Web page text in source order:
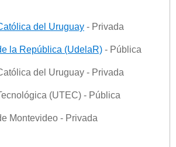
del Uruguay - Privada
la República (UdelaR) - Pública
del Uruguay - Privada
(UTEC) - Pública
Montevideo - Privada